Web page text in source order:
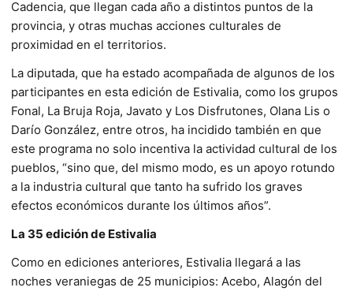
Cadencia, que llegan cada año a distintos puntos de la
provincia, y otras muchas acciones culturales de
proximidad en el territorios.
La diputada, que ha estado acompañada de algunos de los
participantes en esta edición de Estivalia, como los grupos
Fonal, La Bruja Roja, Javato y Los Disfrutones, Olana Lis o
Darío González, entre otros, ha incidido también en que
este programa no solo incentiva la actividad cultural de los
pueblos, “sino que, del mismo modo, es un apoyo rotundo
a la industria cultural que tanto ha sufrido los graves
efectos económicos durante los últimos años”.
La 35 edición de Estivalia
Como en ediciones anteriores, Estivalia llegará a las
noches veraniegas de 25 municipios: Acebo, Alagón del